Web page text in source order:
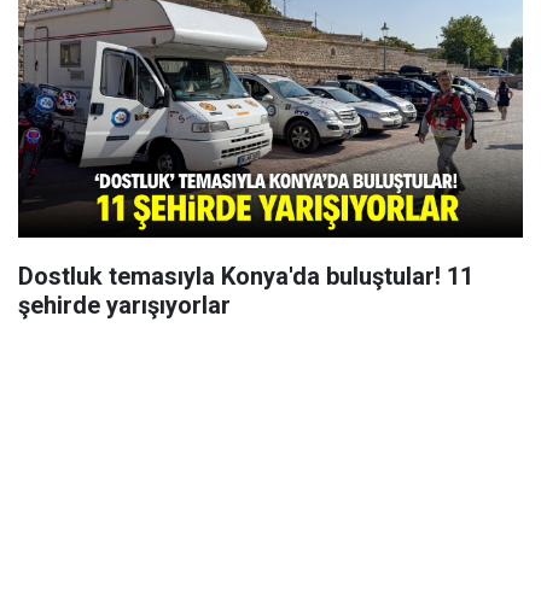
Dostluk temasıyla Konya'da buluştular! 11
şehirde yarışıyorlar